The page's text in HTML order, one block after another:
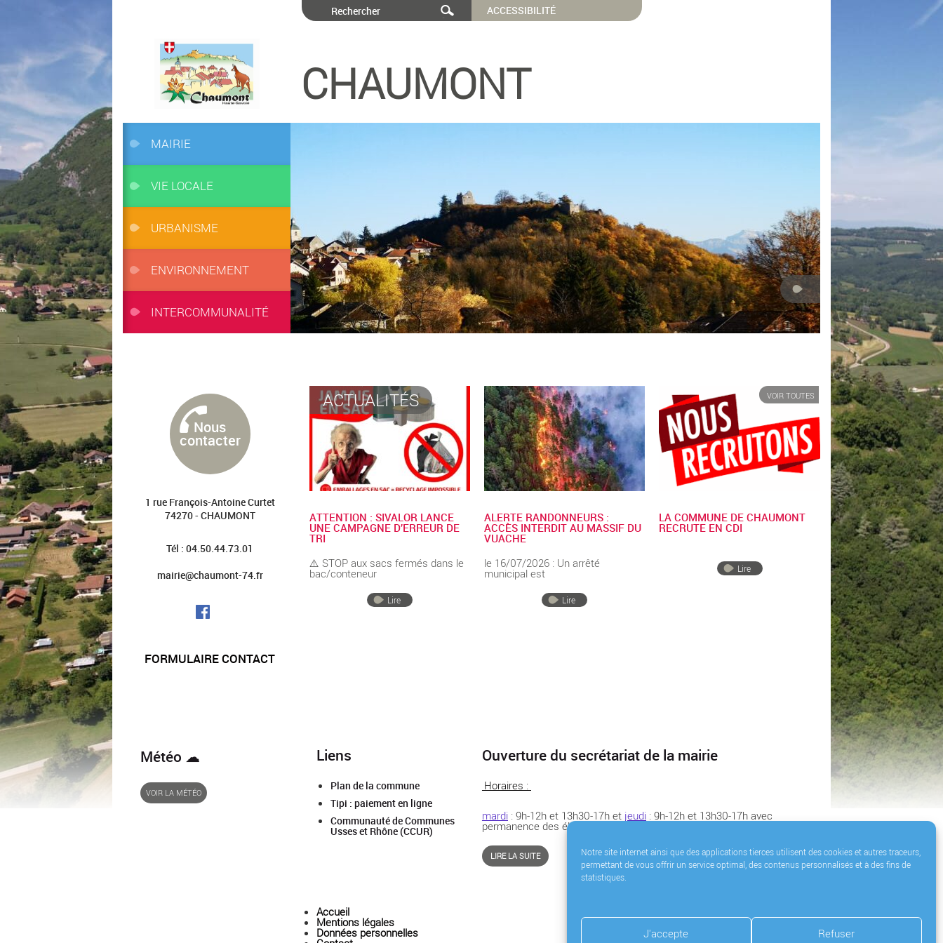
Notre site internet ainsi que des applications tierces utilisent des cookies et autres traceurs,
permettant de vous offrir un service optimal, des contenus personnalisés et à des fins de
statistiques.
J'accepte Refuser
ACCESSIBILITÉ
CHAUMONT
MAIRIE
VIE LOCALE
URBANISME
ENVIRONNEMENT
INTERCOMMUNALITÉ
Nous
contacter
1 rue François-Antoine Curtet
74270 - CHAUMONT
Tél : 04.50.44.73.01
mairie@chaumont-74.fr
FORMULAIRE CONTACT
ACTUALITÉS
ATTENTION : SIVALOR LANCE
UNE CAMPAGNE D’ERREUR DE
TRI
⚠️ STOP aux sacs fermés dans le
bac/conteneur
Lire
ALERTE RANDONNEURS :
ACCÈS INTERDIT AU MASSIF DU
VUACHE
le 16/07/2026 : Un arrêté
municipal est
Lire
LA COMMUNE DE CHAUMONT
RECRUTE EN CDI
Lire
VOIR TOUTES
Météo Liens
Plan de la commune
Tipi : paiement en ligne
Communauté de Communes
Usses et Rhône (CCUR)
Ouverture du secrétariat de la mairie
Horaires :
mardi: 9h-12h et 13h30-17h et jeudi: 9h-12h et 13h30-17h avec
permanence des élus de 18h30 à 20h
LIRE LA SUITE
Accueil
Mentions légales
Données personnelles